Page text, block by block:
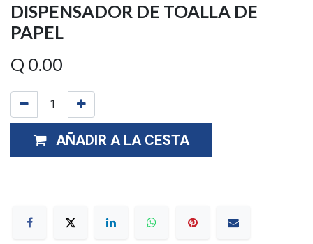
DISPENSADOR DE TOALLA DE
PAPEL
Q 0.00
AÑADIR A LA CESTA